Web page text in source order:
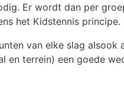
Er wordt dan per
het Kidstennis principe.
van elke slag
en terrein) een goede